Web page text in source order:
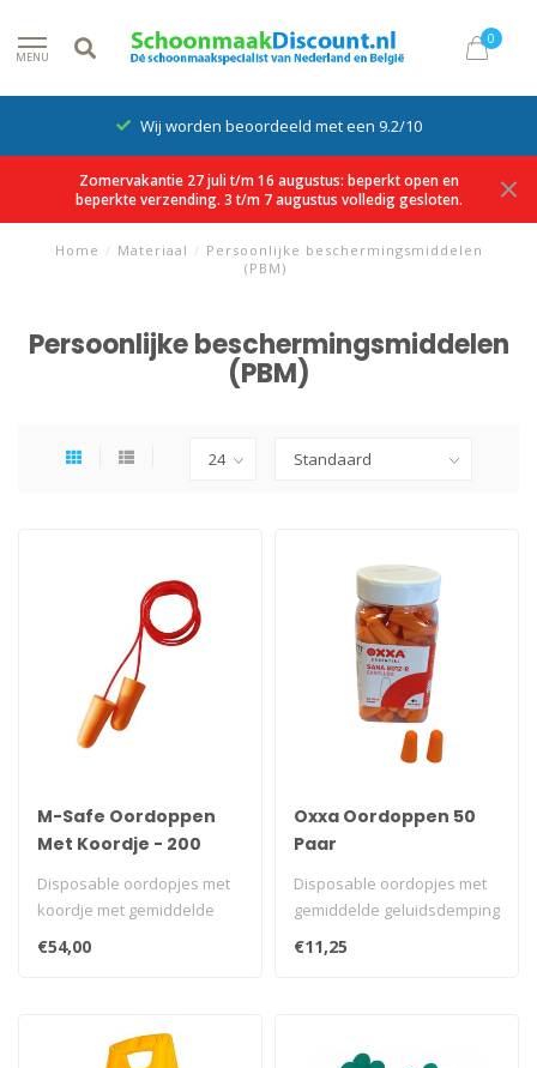
MENU
0
Wij worden beoordeeld met een 9.2/10
Zomervakantie 27 juli t/m 16 augustus: beperkt open en
beperkte verzending. 3 t/m 7 augustus volledig gesloten.
Home / Materiaal / Persoonlijke beschermingsmiddelen
(PBM)
Persoonlijke beschermingsmiddelen
(PBM)
M-Safe Oordoppen
Met Koordje - 200
Disposable oordopjes met
koordje met gemiddelde
dempingswaarde SNR 37
€54,00
Oxxa Oordoppen 50
Paar
Disposable oordopjes met
gemiddelde geluidsdemping
SNR 37 dB(A). Verpakt in
€11,25